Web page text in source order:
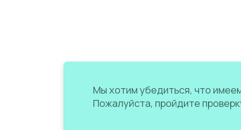
Мы хотим убедиться, что
Пожалуйста, пройдите